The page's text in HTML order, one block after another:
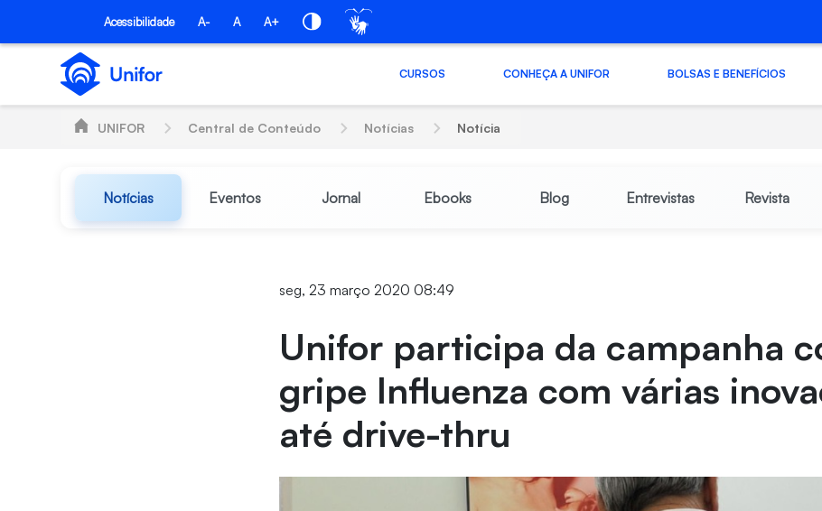
Pular para o Conteúdo principal
Acessibilidade A- A A+
CURSOS CONHEÇA A UNIFOR BOLSAS E BENEFÍCIOS
UNIFOR Central de Conteúdo Notícias Notícia
Notícias Eventos Jornal Ebooks Blog Entrevistas Revista
seg, 23 março 2020 08:49
Unifor participa da campanha
gripe Influenza com várias
até drive-thru